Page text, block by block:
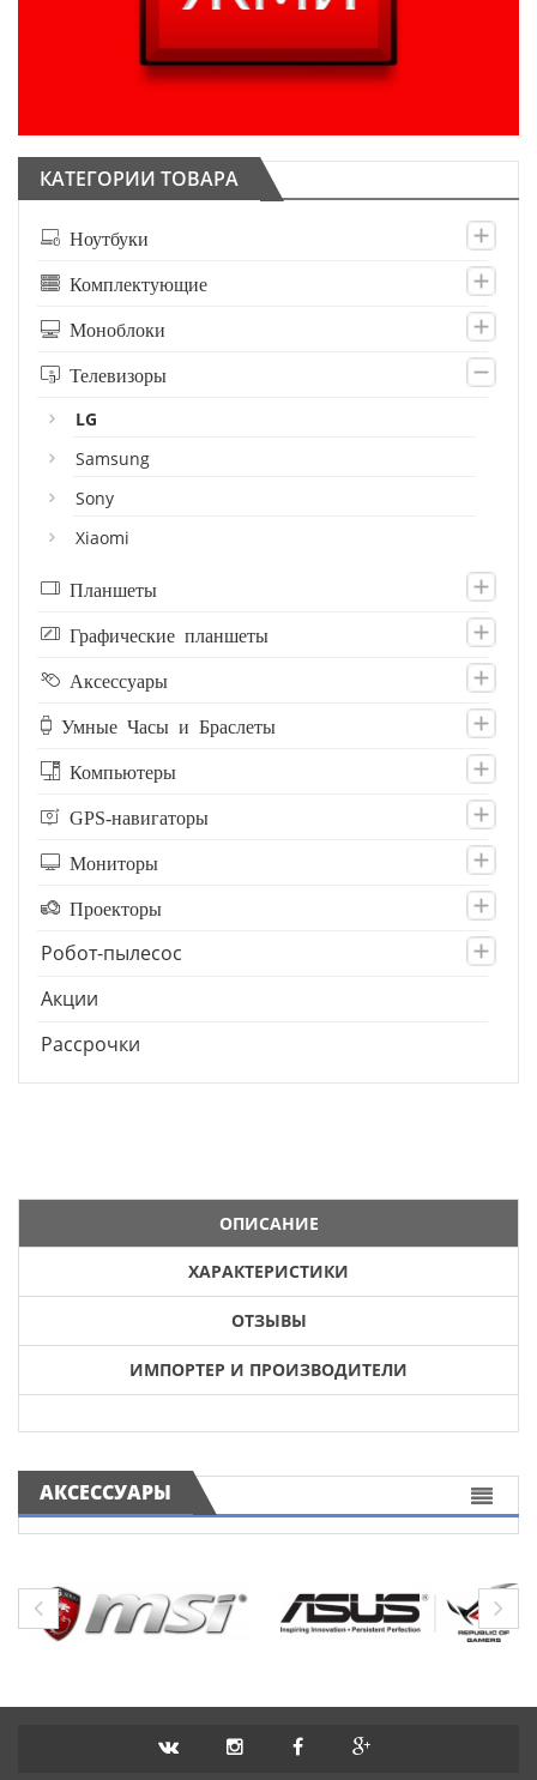
КАТЕГОРИИ ТОВАРА
Ноутбуки
Комплектующие
Моноблоки
Телевизоры
LG
Samsung
Sony
Xiaomi
Планшеты
Графические планшеты
Аксессуары
Умные Часы и Браслеты
Компьютеры
GPS-навигаторы
Мониторы
Проекторы
Робот-пылесос
Акции
Рассрочки
ОПИСАНИЕ
ХАРАКТЕРИСТИКИ
ОТЗЫВЫ
ИМПОРТЕР И ПРОИЗВОДИТЕЛИ
АКСЕССУАРЫ